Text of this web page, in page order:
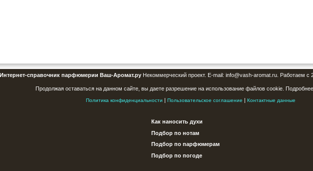
Интернет-справочник парфюмерии Ваш-Аромат.руНекоммерческий проект. E-mail: info@vash-aromat.ru. Работаем с
Продолжая оставаться на данном сайте, вы даете разрешение на использование файлов cookie.
Политика конфиденциальности | Пользовательское соглашение | Контактные данные
Как наносить духи
Подбор по нотам
Подбор по парфюмерам
Подбор по погоде